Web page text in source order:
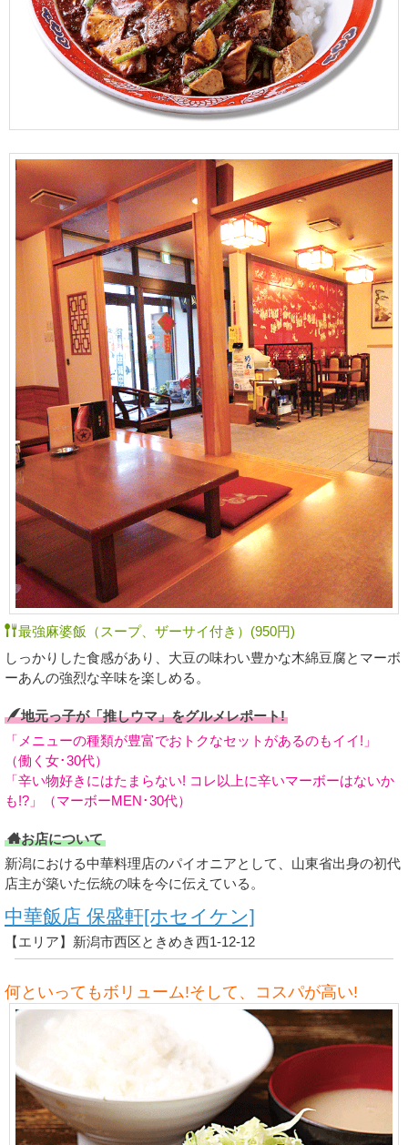
最強麻婆飯（スープ、ザーサイ付き）(950円)
しっかりした食感があり、大豆の味わい豊かな木綿豆腐とマーボ
ーあんの強烈な辛味を楽しめる。
地元っ子が「推しウマ」をグルメレポート!
「メニューの種類が豊富でおトクなセットがあるのもイイ!」
（働く女･30代）
「辛い物好きにはたまらない! コレ以上に辛いマーボーはないか
も!?」（マーボーMEN･30代）
お店について
新潟における中華料理店のパイオニアとして、山東省出身の初代
店主が築いた伝統の味を今に伝えている。
中華飯店 保盛軒[ホセイケン]
【エリア】新潟市西区ときめき西1-12-12
何といってもボリューム!そして、コスパが高い!